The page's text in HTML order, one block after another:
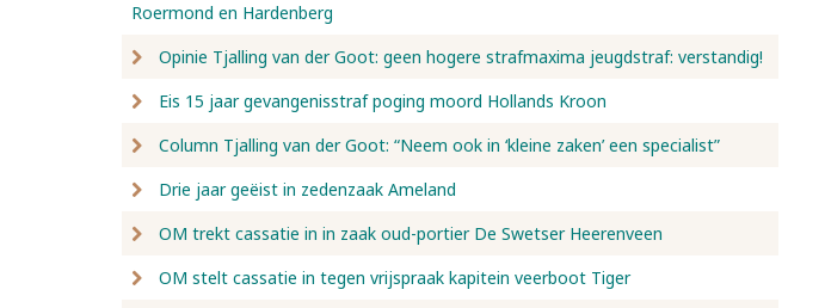
Roermond en Hardenberg
Opinie Tjalling van der Goot: geen hogere strafmaxima jeugdstraf: verstandig!
Eis 15 jaar gevangenisstraf poging moord Hollands Kroon
Column Tjalling van der Goot: “Neem ook in ‘kleine zaken’ een specialist”
Drie jaar geëist in zedenzaak Ameland
OM trekt cassatie in in zaak oud-portier De Swetser Heerenveen
OM stelt cassatie in tegen vrijspraak kapitein veerboot Tiger